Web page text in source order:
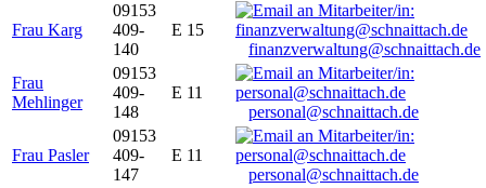
Frau Karg
09153
409-
140
E 15
finanzverwaltung@schnaittach.de
Frau
Mehlinger
09153
409-
148
E 11
personal@schnaittach.de
Frau Pasler
09153
409-
147
E 11
personal@schnaittach.de